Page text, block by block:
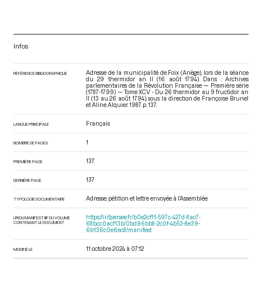
Infos
RÉFÉRENCE BIBLIOGRAPHIQUE
Adresse de la municipalité de Foix (Ariège), lors de la séance
du 29 thermidor an II (16 août 1794). Dans : Archives
parlementaires de la Révolution Française — Première série
(1787-1799) — Tome XCV - Du 26 thermidor au 9 fructidor an
II (13 au 26 août 1794), sous la direction de Françoise Brunel
et Aline Alquier. 1987. p. 137.
LANGUE PRINCIPALE Français
NOMBRE DE PAGES 1
PREMIÈRE PAGE 137
DERNIÈRE PAGE 137
TYPOLOGIE DOCUMENTAIRE Adresse, pétition et lettre envoyée à l’Assemblée
URI DU MANIFEST IIIF DU VOLUME
CONTENANT LE DOCUMENT
https://iiif.persee.fr/b0e2cf11-597c-427d-8ac7-
68bcc0acf13b/0bd96bb8-2c0f-4b53-8e39-
6b136c0e6ec8/manifest
MODIFIÉ LE 11 octobre 2024 à 07:12